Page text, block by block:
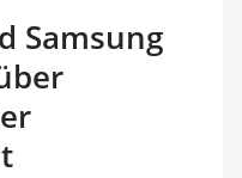
Samsung